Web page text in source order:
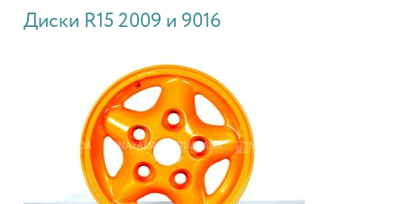
Диски R15 2009 и 9016